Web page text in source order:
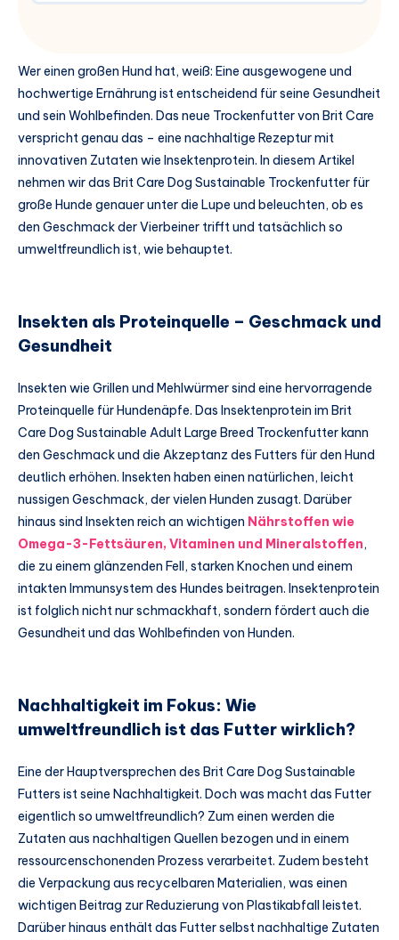
Wer einen großen Hund hat, weiß: Eine ausgewogene und
hochwertige Ernährung ist entscheidend für seine Gesundheit
und sein Wohlbefinden. Das neue Trockenfutter von Brit Care
verspricht genau das – eine nachhaltige Rezeptur mit
innovativen Zutaten wie Insektenprotein. In diesem Artikel
nehmen wir das Brit Care Dog Sustainable Trockenfutter für
große Hunde genauer unter die Lupe und beleuchten, ob es
den Geschmack der Vierbeiner trifft und tatsächlich so
umweltfreundlich ist, wie behauptet.
Insekten als Proteinquelle – Geschmack und
Gesundheit
Insekten wie Grillen und Mehlwürmer sind eine hervorragende
Proteinquelle für Hundenäpfe. Das Insektenprotein im Brit
Care Dog Sustainable Adult Large Breed Trockenfutter kann
den Geschmack und die Akzeptanz des Futters für den Hund
deutlich erhöhen. Insekten haben einen natürlichen, leicht
nussigen Geschmack, der vielen Hunden zusagt. Darüber
hinaus sind Insekten reich an wichtigen Nährstoffen wie
Omega-3-Fettsäuren, Vitaminen und Mineralstoffen,
die zu einem glänzenden Fell, starken Knochen und einem
intakten Immunsystem des Hundes beitragen. Insektenprotein
ist folglich nicht nur schmackhaft, sondern fördert auch die
Gesundheit und das Wohlbefinden von Hunden.
Nachhaltigkeit im Fokus: Wie
umweltfreundlich ist das Futter wirklich?
Eine der Hauptversprechen des Brit Care Dog Sustainable
Futters ist seine Nachhaltigkeit. Doch was macht das Futter
eigentlich so umweltfreundlich? Zum einen werden die
Zutaten aus nachhaltigen Quellen bezogen und in einem
ressourcenschonenden Prozess verarbeitet. Zudem besteht
die Verpackung aus recycelbaren Materialien, was einen
wichtigen Beitrag zur Reduzierung von Plastikabfall leistet.
Darüber hinaus enthält das Futter selbst nachhaltige Zutaten